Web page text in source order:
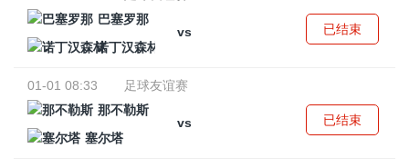
巴塞罗那
vs
诺丁汉森林
已结束
01-01 08:33
足球友谊赛
那不勒斯
vs
塞尔塔
已结束